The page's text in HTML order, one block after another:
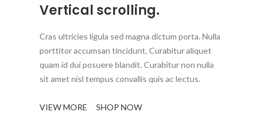
Vertical scrolling.
Cras ultricies ligula sed magna dictum porta. Nulla
porttitor accumsan tincidunt. Curabitur aliquet
quam id dui posuere blandit. Curabitur non nulla
sit amet nisl tempus convallis quis ac lectus.
VIEW MORE SHOP NOW